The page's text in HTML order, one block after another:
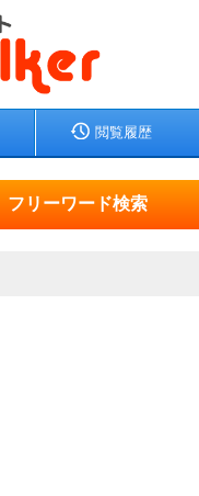
閲覧履歴
フリーワード検索